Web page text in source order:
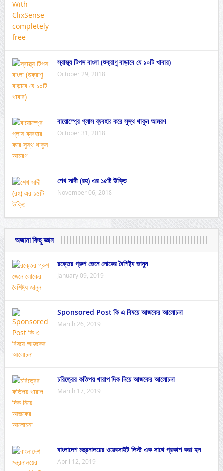
স্বাস্থ্য টিপস বাংলা (শুক্রাণু বাড়াবে যে ১০টি খাবার)
October 29, 2018
বায়োস্প্রে প্লাস ব্যবহার করে সুস্থ থাকুন আমরণ
October 31, 2018
শেখ সাদী (রহ) এর ১৫টি উক্তি
November 06, 2018
অজানা কিছু জ্ঞান
রক্তের গ্রুপ জেনে লোকের বৈশিষ্ট্য জানুন
January 09, 2019
Sponsored Post কি এ বিষয়ে আজকের আলোচনা
March 26, 2019
চরিত্রের কতিপয় খারাপ দিক নিয়ে আজকের আলোচনা
March 17, 2019
বাংলাদেশ মন্ত্রনালয়ের ওয়েবসাইট লিস্ট এক সাথে প্রকাশ করা হল
April 12, 2019